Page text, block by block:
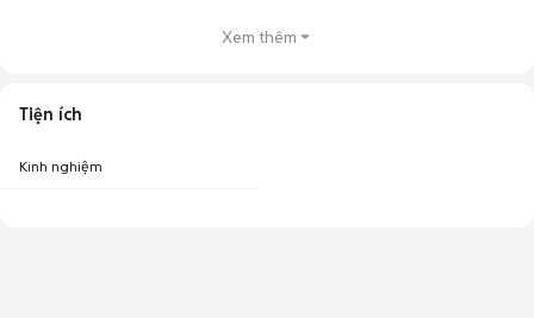
Xem thêm
Tiện ích
Kinh nghiệm